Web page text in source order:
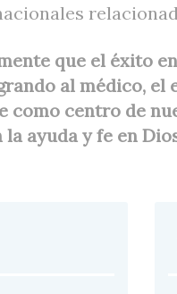
que el éxito
al médico, el
como centro de
ayuda y fe en